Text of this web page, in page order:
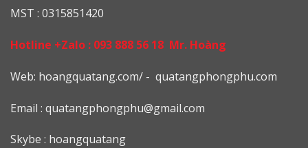
MST : 0315851420
Hotline +Zalo : 093 888 56 18 Mr. Hoàng
Web: hoangquatang.com/ - quatangphongphu.com
Email : quatangphongphu@gmail.com
Skybe : hoangquatang